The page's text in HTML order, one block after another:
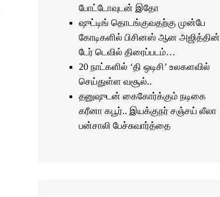
போட்டோவுடன் இதோ
ஷுட்டிங் தொடங்குவதற்கு முன்பே
கோடிகளில் பிசினஸ் ஆன அஜித்தின்
டேர் டெவில் திரைப்படம்…
20 நாட்களில் ‘தி ஒடிசி’ உலகளவில்
செய்துள்ள வசூல்..
தனுஷுடன் கைகோர்க்கும் நடிகை
கரீனா கபூர்.. இயக்குநர் சஞ்சய் லீலா
பன்சாலி பேச்சுவார்த்தை